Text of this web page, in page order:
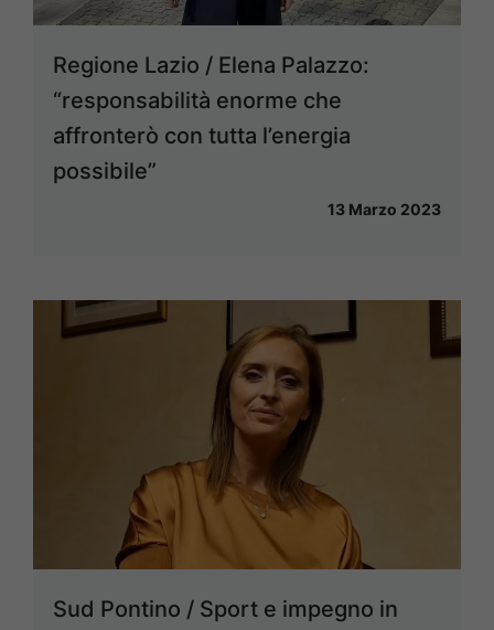
Regione Lazio / Elena Palazzo:
“responsabilità enorme che
affronterò con tutta l’energia
possibile”
13 Marzo 2023
Sud Pontino / Sport e impegno in